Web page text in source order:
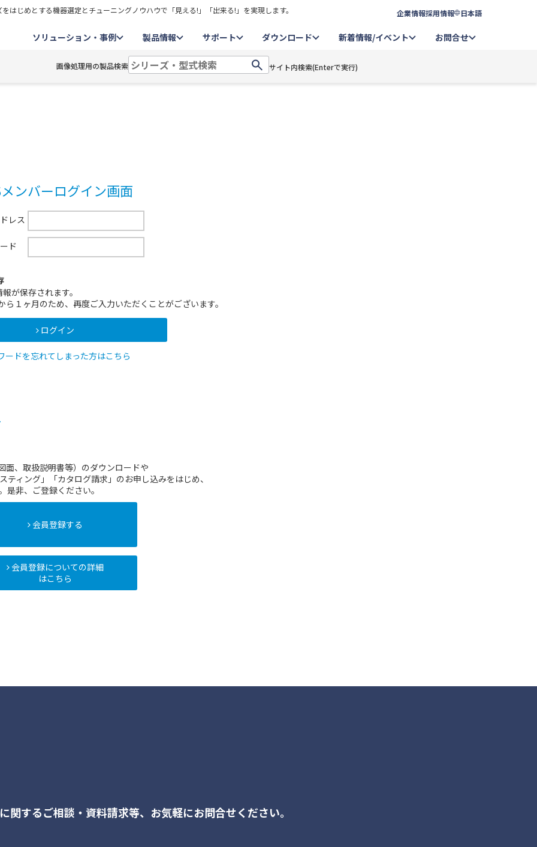
はじめとする機器選定とチューニングノウハウで「見える!」「出来る!」を実現します。 企業情報採用情報 日本語
ソリューション・事例 製品情報 サポート ダウンロード 新着情報/イベント お問合せ
画像処理用の製品検索 サイト内検索(Enterで実行)
メンバーログイン画面
レス
ド
が保存されます。
１ヶ月のため、再度ご入力いただくことがございます。
ログイン
ードを忘れてしまった方はこちら
面、取扱説明書等）のダウンロードや
ティング」「カタログ請求」のお申し込みをはじめ、
非、ご登録ください。
会員登録する
会員登録についての詳細
はこちら
関するご相談・資料請求等、 お気軽にお問合せください。